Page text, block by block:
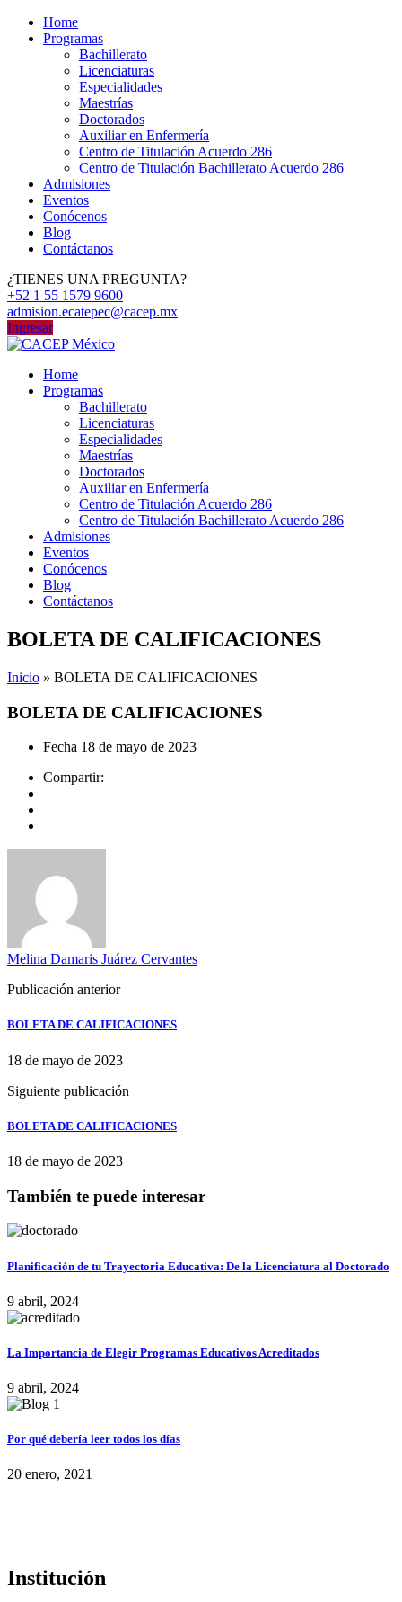
Home
Programas
Bachillerato
Licenciaturas
Especialidades
Maestrías
Doctorados
Auxiliar en Enfermería
Centro de Titulación Acuerdo 286
Centro de Titulación Bachillerato Acuerdo 286
Admisiones
Eventos
Conócenos
Blog
Contáctanos
¿TIENES UNA PREGUNTA?
+52 1 55 1579 9600
admision.ecatepec@cacep.mx
Ingresar
Home
Programas
Bachillerato
Licenciaturas
Especialidades
Maestrías
Doctorados
Auxiliar en Enfermería
Centro de Titulación Acuerdo 286
Centro de Titulación Bachillerato Acuerdo 286
Admisiones
Eventos
Conócenos
Blog
Contáctanos
BOLETA DE CALIFICACIONES
Inicio » BOLETA DE CALIFICACIONES
BOLETA DE CALIFICACIONES
Fecha 18 de mayo de 2023
Compartir:
Melina Damaris Juárez Cervantes
Publicación anterior
BOLETA DE CALIFICACIONES
18 de mayo de 2023
Siguiente publicación
BOLETA DE CALIFICACIONES
18 de mayo de 2023
También te puede interesar
Planificación de tu Trayectoria Educativa: De la Licenciatura al Doctorado
9 abril, 2024
La Importancia de Elegir Programas Educativos Acreditados
9 abril, 2024
Por qué debería leer todos los días
20 enero, 2021
Institución